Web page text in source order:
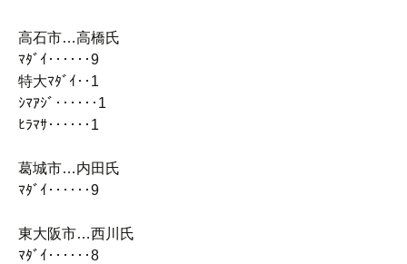
高石市…高橋氏
ﾏﾀﾞｲ‥‥‥9
特大ﾏﾀﾞｲ‥1
ｼﾏｱｼﾞ‥‥‥1
ﾋﾗﾏｻ‥‥‥1
葛城市…内田氏
ﾏﾀﾞｲ‥‥‥9
東大阪市…西川氏
ﾏﾀﾞｲ‥‥‥8